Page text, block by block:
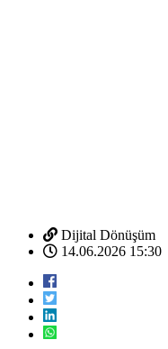
Dijital Dönüşüm
14.06.2026 15:30